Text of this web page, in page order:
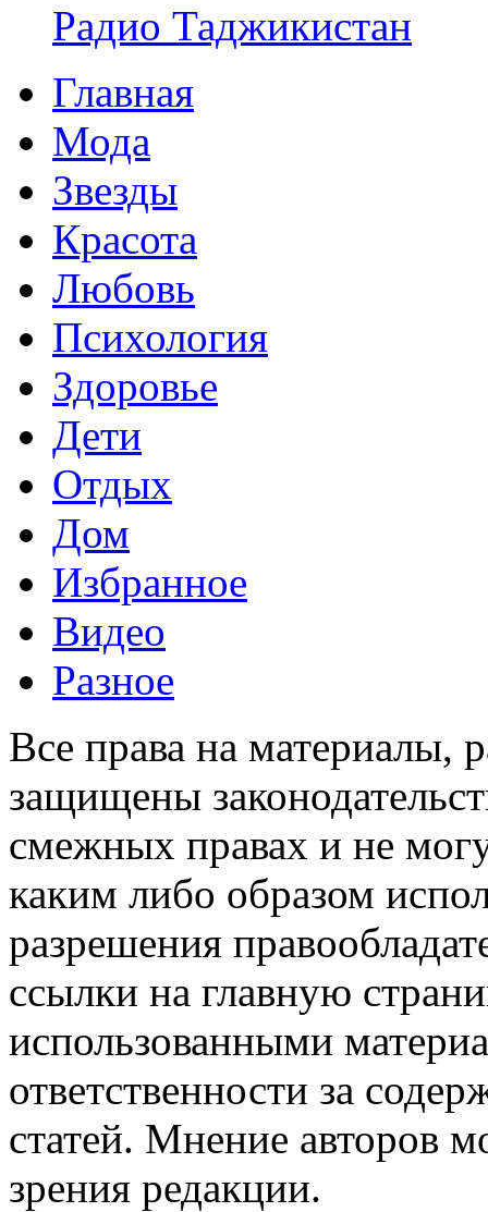
Радио Таджикистан
Главная
Мода
Звезды
Красота
Любовь
Психология
Здоровье
Дети
Отдых
Дом
Избранное
Видео
Разное
Все права на материалы,
защищены
смежных правах и не
каким либо образом
разрешения
ссылки на главную
использованными
ответственности за
статей. Мнение авторов
зрения редакции.